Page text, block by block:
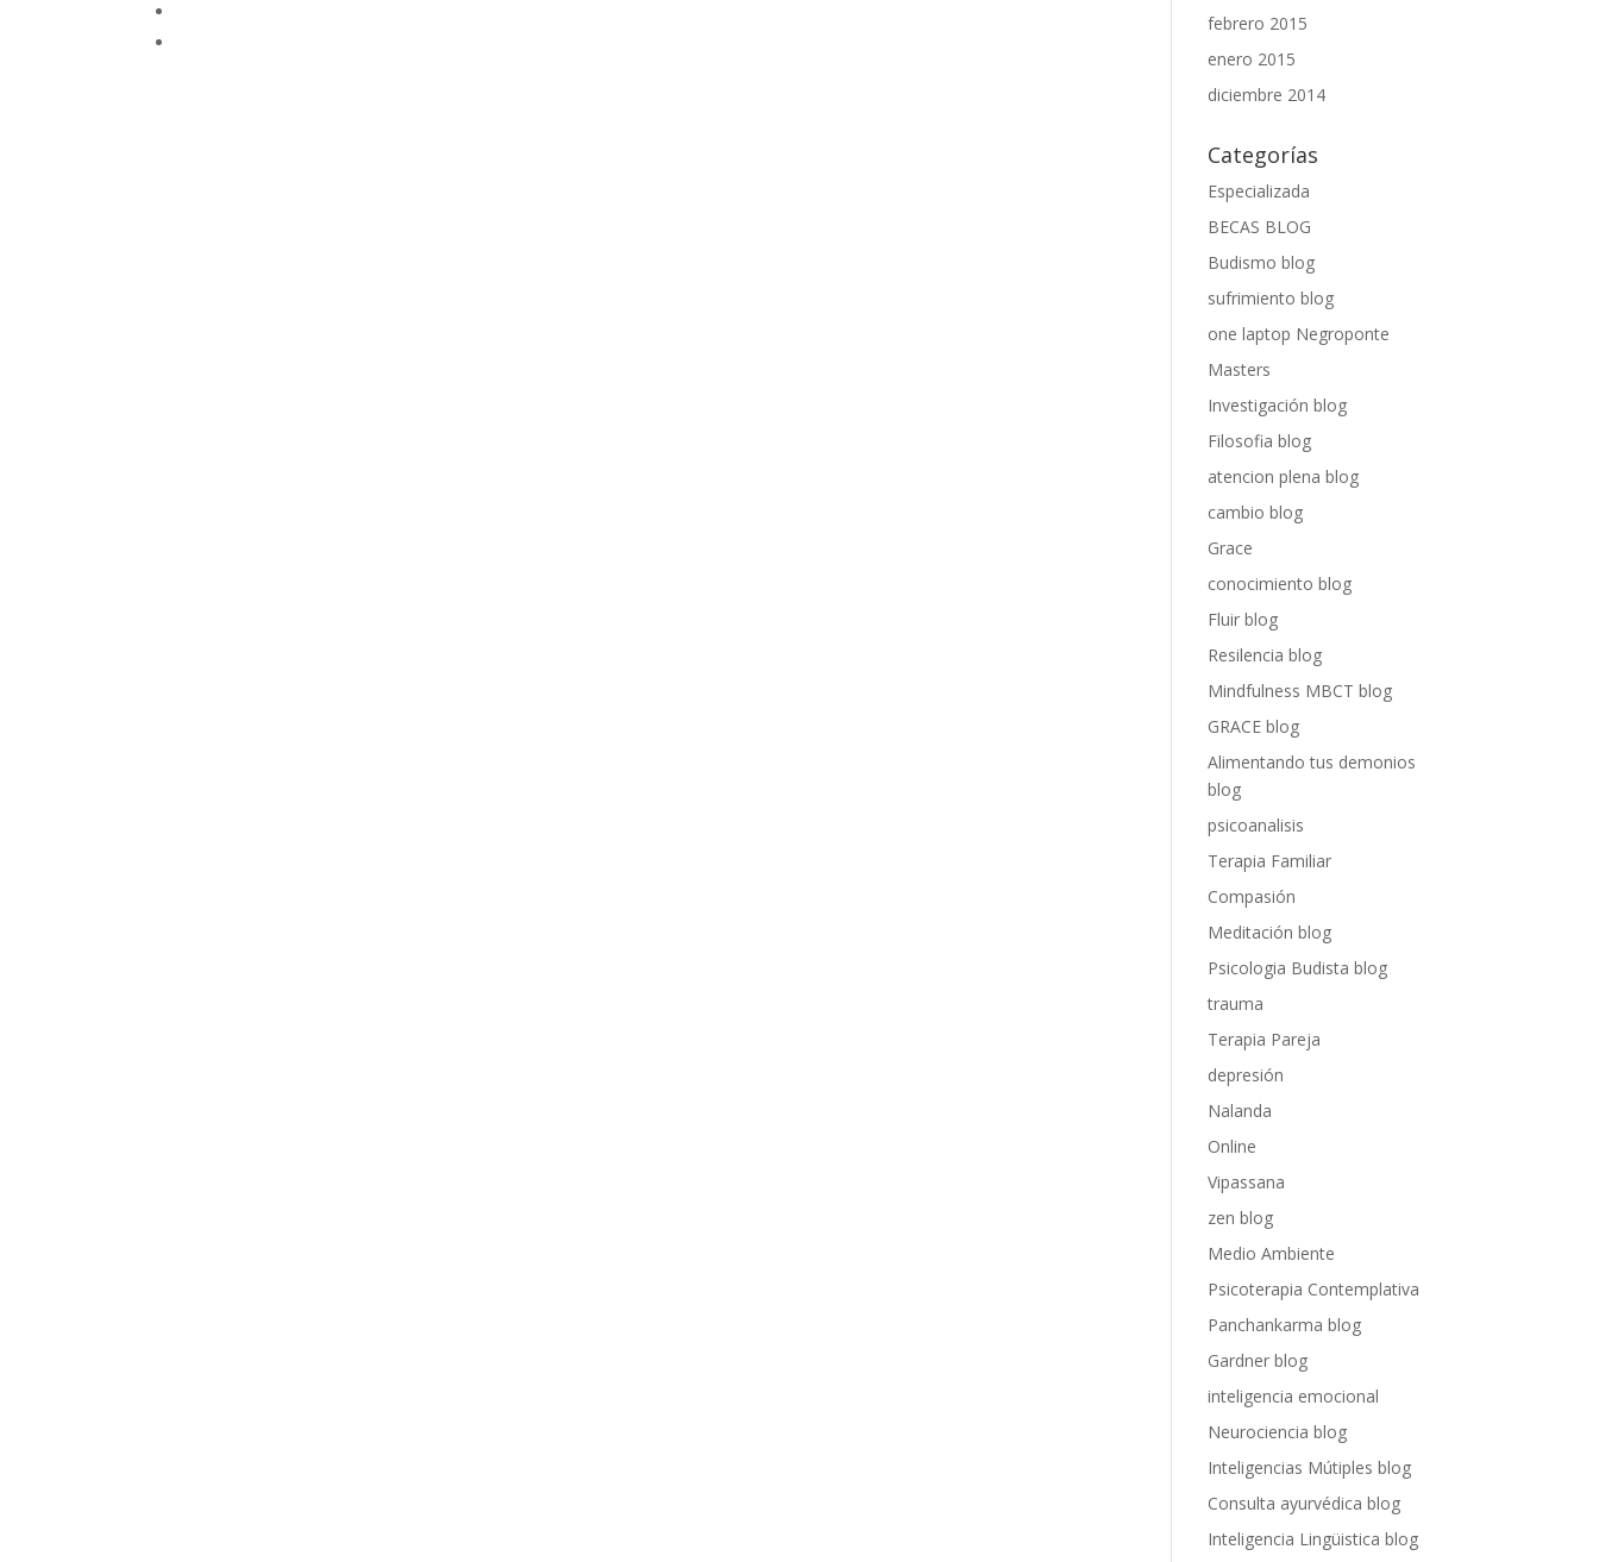
febrero 2015
enero 2015
diciembre 2014
Categorías
Especializada
BECAS BLOG
Budismo blog
sufrimiento blog
one laptop Negroponte
Masters
Investigación blog
Filosofia blog
atencion plena blog
cambio blog
Grace
conocimiento blog
Fluir blog
Resilencia blog
Mindfulness MBCT blog
GRACE blog
Alimentando tus demonios
blog
psicoanalisis
Terapia Familiar
Compasión
Meditación blog
Psicologia Budista blog
trauma
Terapia Pareja
depresión
Nalanda
Online
Vipassana
zen blog
Medio Ambiente
Psicoterapia Contemplativa
Panchankarma blog
Gardner blog
inteligencia emocional
Neurociencia blog
Inteligencias Mútiples blog
Consulta ayurvédica blog
Inteligencia Lingüistica blog